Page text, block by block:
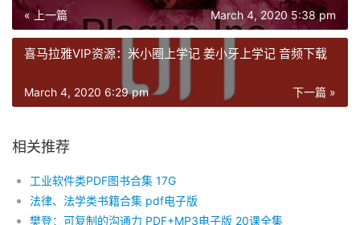
« 上一篇 March 4, 2020 5:38 pm
喜马拉雅VIP资源：米小圈上学记 姜小牙上学记 音频下载
下一篇 »
March 4, 2020 6:29 pm
相关推荐
工业软件类PDF图书合集 17G
法律、法学类书籍合集 pdf电子版
樊登：可复制的沟通力 PDF+MP3电子版 20课全集